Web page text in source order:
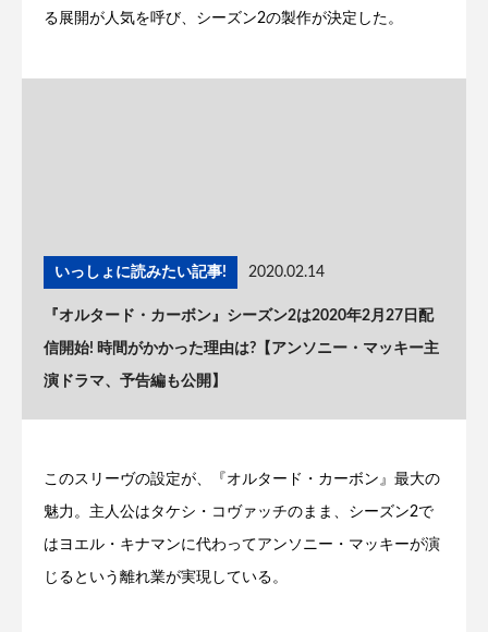
る展開が人気を呼び、シーズン2の製作が決定した。
いっしょに読みたい記事! 2020.02.14
『オルタード・カーボン』シーズン2は2020年2月27日配
信開始! 時間がかかった理由は?【アンソニー・マッキー主
演ドラマ、予告編も公開】
このスリーヴの設定が、『オルタード・カーボン』最大の
魅力。主人公はタケシ・コヴァッチのまま、シーズン2で
はヨエル・キナマンに代わってアンソニー・マッキーが演
じるという離れ業が実現している。